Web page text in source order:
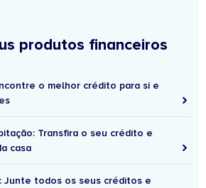
produtos financeiros
o melhor crédito para si e
Transfira o seu crédito e
casa
Junte todos os seus créditos e